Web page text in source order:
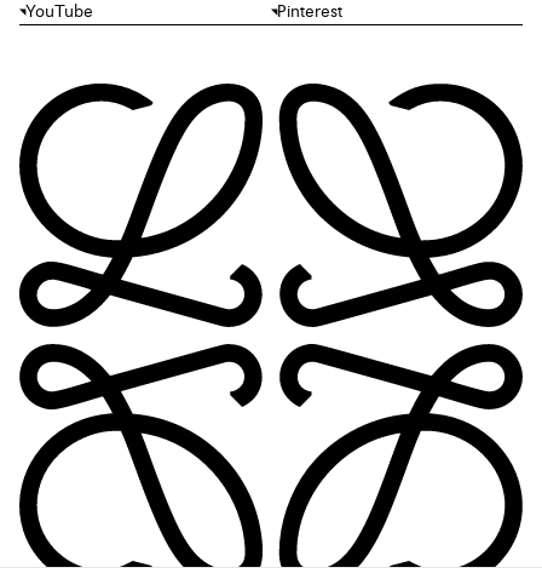
YouTube
Pinterest